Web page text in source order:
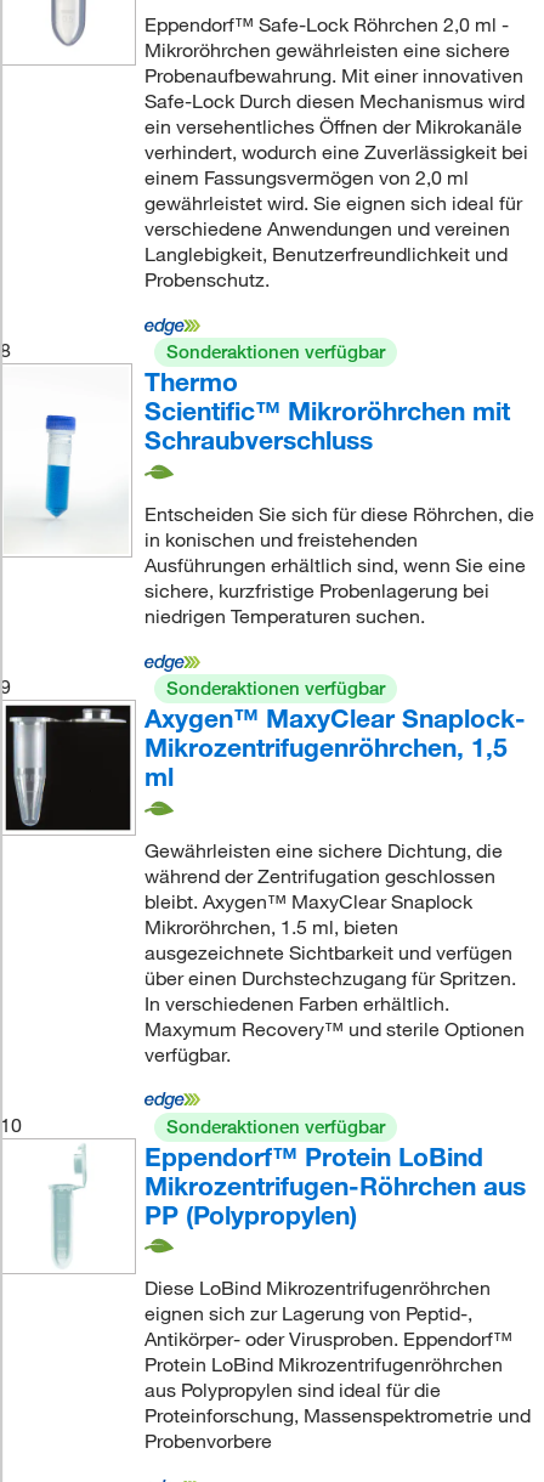
Eppendorf™ Safe-Lock Röhrchen 2,0 ml -
Mikroröhrchen gewährleisten eine sichere
Probenaufbewahrung. Mit einer innovativen
Safe-Lock Durch diesen Mechanismus wird
ein versehentliches Öffnen der Mikrokanäle
verhindert, wodurch eine Zuverlässigkeit bei
einem Fassungsvermögen von 2,0 ml
gewährleistet wird. Sie eignen sich ideal für
verschiedene Anwendungen und vereinen
Langlebigkeit, Benutzerfreundlichkeit und
Probenschutz.
8 Sonderaktionen verfügbar
Thermo
Scientific™ Mikroröhrchen mit
Schraubverschluss
Entscheiden Sie sich für diese Röhrchen, die
in konischen und freistehenden
Ausführungen erhältlich sind, wenn Sie eine
sichere, kurzfristige Probenlagerung bei
niedrigen Temperaturen suchen.
9 Sonderaktionen verfügbar
Axygen™ MaxyClear Snaplock-
Mikrozentrifugenröhrchen, 1,5
ml
Gewährleisten eine sichere Dichtung, die
während der Zentrifugation geschlossen
bleibt. Axygen™ MaxyClear Snaplock
Mikroröhrchen, 1.5 ml, bieten
ausgezeichnete Sichtbarkeit und verfügen
über einen Durchstechzugang für Spritzen.
In verschiedenen Farben erhältlich.
Maxymum Recovery™ und sterile Optionen
verfügbar.
10 Sonderaktionen verfügbar
Eppendorf™ Protein LoBind
Mikrozentrifugen-Röhrchen aus
PP (Polypropylen)
Diese LoBind Mikrozentrifugenröhrchen
eignen sich zur Lagerung von Peptid-,
Antikörper- oder Virusproben. Eppendorf™
Protein LoBind Mikrozentrifugenröhrchen
aus Polypropylen sind ideal für die
Proteinforschung, Massenspektrometrie und
Probenvorbere